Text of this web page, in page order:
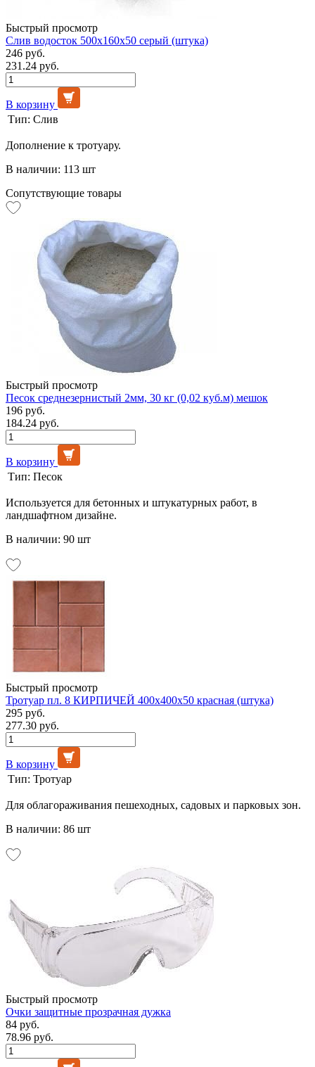
Быстрый просмотр
Слив водосток 500х160х50 серый (штука)
246 руб.
231.24 руб.
В корзину
Тип: Слив
Дополнение к тротуару.
В наличии: 113 шт
Сопутствующие товары
Быстрый просмотр
Песок среднезернистый 2мм, 30 кг (0,02 куб.м) мешок
196 руб.
184.24 руб.
В корзину
Тип: Песок
Используется для бетонных и штукатурных работ, в
ландшафтном дизайне.
В наличии: 90 шт
Быстрый просмотр
Тротуар пл. 8 КИРПИЧЕЙ 400х400х50 красная (штука)
295 руб.
277.30 руб.
В корзину
Тип: Тротуар
Для облагораживания пешеходных, садовых и парковых зон.
В наличии: 86 шт
Быстрый просмотр
Очки защитные прозрачная дужка
84 руб.
78.96 руб.